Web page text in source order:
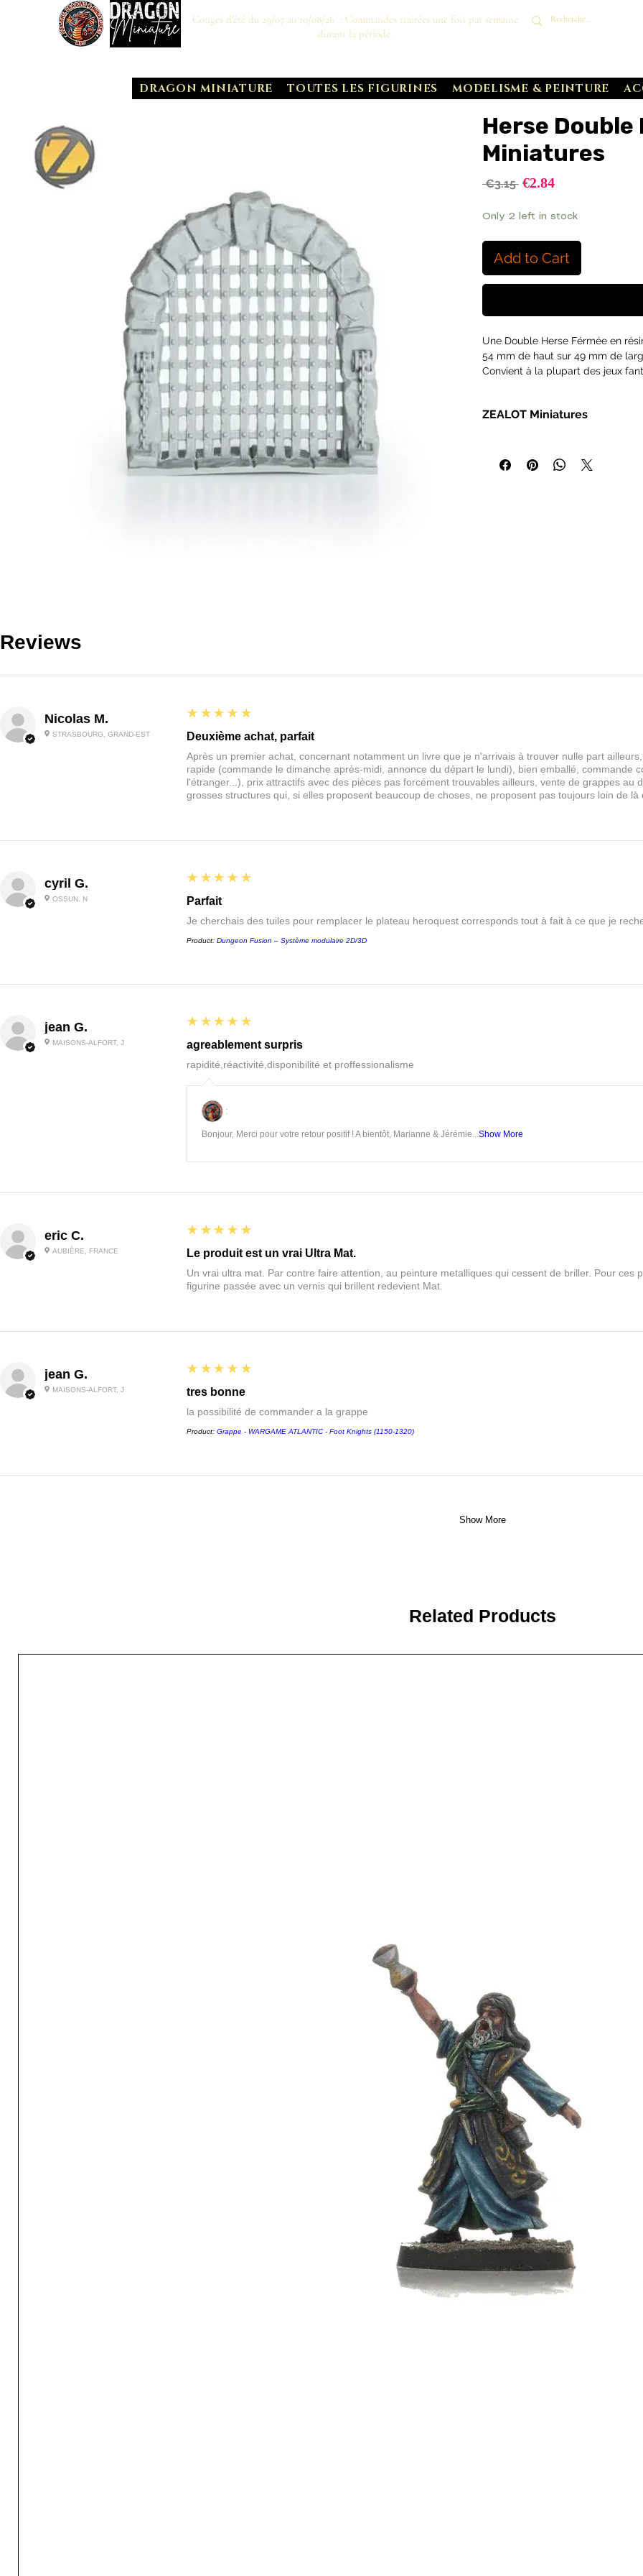
Congés d'été du 29/07 au 10/08/26 : Commandes traitées une fois par semaine
durant la période.
DRAGON MINIATURE TOUTES LES FIGURINES MODELISME & PEINTURE
Herse Double
Miniatures
€3.15 Regular
€2.84
Only 2 left in stock
Add to Cart
Une Double Herse Férmée en
54 mm de haut sur 49 mm de
Convient à la plupart des jeux
ZEALOT Miniatures
Nécessite un assemblage avec
nécessaire avant l'assemblage et
Reviews
Nicolas M.
STRASBOURG, GRAND-EST
5
★★★★★
Deuxième achat, parfait
Après un premier achat, concernant notamment un livre que je n'arrivais à trouver nulle part
rapide (commande le dimanche après-midi, annonce du départ le lundi), bien emballé, commande
l'étranger...), prix attractifs avec des pièces pas forcément trouvables ailleurs, vente de grappes
grosses structures qui, si elles proposent beaucoup de choses, ne proposent pas toujours loin de
cyril G.
OSSUN, N
5
★★★★★
Parfait
Je cherchais des tuiles pour remplacer le plateau heroquest corresponds tout à fait à ce que je
Product: Dungeon Fusion – Système modulaire 2D/3D
jean G.
MAISONS-ALFORT, J
5
★★★★★
agreablement surpris
rapidité,réactivité,disponibilité et proffessionalisme
:
Bonjour, Merci pour votre retour positif ! A bientôt, Marianne & Jérémie...Show More
eric C.
AUBIÈRE, FRANCE
5
★★★★★
Le produit est un vrai Ultra Mat.
Un vrai ultra mat. Par contre faire attention, au peinture metalliques qui cessent de briller. Pour
figurine passée avec un vernis qui brillent redevient Mat.
jean G.
MAISONS-ALFORT, J
5
★★★★★
tres bonne
la possibilité de commander a la grappe
Product: Grappe - WARGAME ATLANTIC - Foot Knights (1150-1320)
Show More
Related Products